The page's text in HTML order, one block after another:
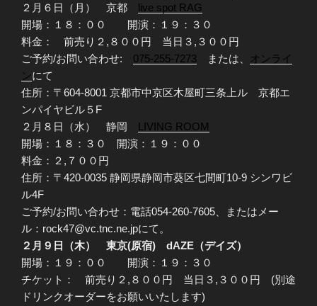
２月６日（月） 京都 live spot RAG
開場：１８：００ 開演：１９：３０
料金： 前売り２,８００円 当日３,３００円
ご予約/お問い合わせ: 075-255-7273 または、
オンライ
ンにて
住所：〒604-8001 京都市中京区木屋町三条上ル 京都エ
ンパイヤビル５F
２月８日（水） 静岡 LIVING ROOM
開場：１８：３０ 開演：１９：００
料金：２,７００円
住所：〒420-0035 静岡県静岡市葵区七間町10-9 シンワビ
ル4F
ご予約/お問い合わせ：電話054-260-7605、またはメー
ル：rock47@vc.tnc.ne.jpにて。
２月９日（木） 東京(原宿) dAZE（デイズ）
開場：１９：００ 開演：１９：３０
チケット： 前売り２,８００円 当日３,３００円 (別途
ドリンクオーダーをお願いいたします)